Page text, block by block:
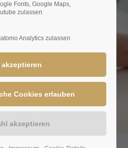
Fonts, Google Maps,
zulassen
Analytics zulassen